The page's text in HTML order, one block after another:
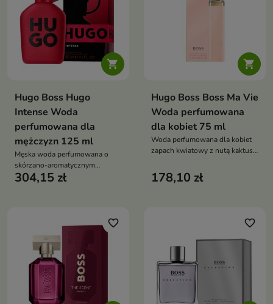

Hugo Boss Hugo
Intense Woda
perfumowana dla
mężczyzn 125 ml
Męska woda perfumowana o
skórzano-aromatycznym
charakterze z czerwonym
304,15 zł

Hugo Boss Boss Ma Vie
Woda perfumowana
dla kobiet 75 ml
Woda perfumowana dla kobiet
zapach kwiatowy z nutą kaktusa,
delikatny, idealny na co dzień i
specjalne okazje
178,10 zł
favorite_border favorite_border